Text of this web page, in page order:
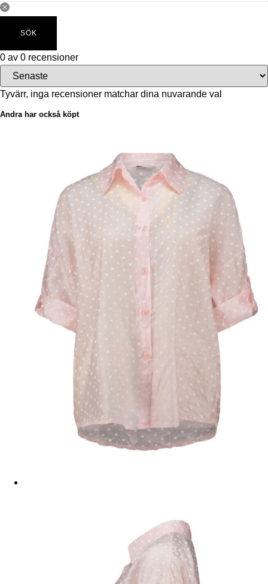
SÖK
0 av 0 recensioner
Tyvärr, inga recensioner matchar dina nuvarande val
Andra har också köpt